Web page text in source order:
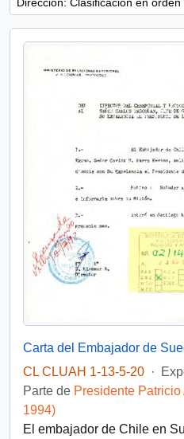
CL CLUAH 1-13-5-20 ·
Parte de Presidente
1994)
El embajador de Chile en